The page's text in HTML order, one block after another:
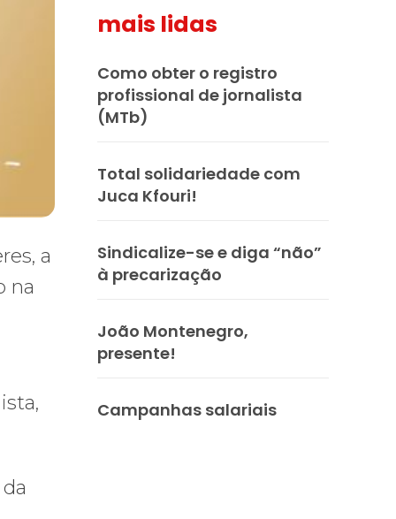
a
na
mais lidas
Como obter o registro
profissional de jornalista
(MTb)
Total solidariedade com
Juca Kfouri!
Sindicalize-se e diga “não”
à precarização
João Montenegro,
presente!
Campanhas salariais